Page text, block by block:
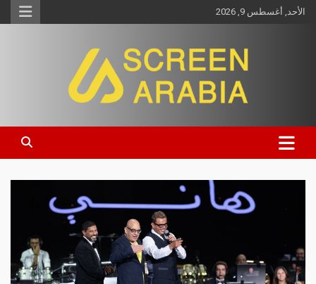
الأحد, أغسطس 9, 2026
Screen Arabia